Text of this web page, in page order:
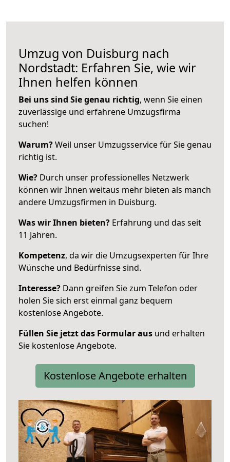
Umzug von Duisburg nach
Nordstadt: Erfahren Sie, wie wir
Ihnen helfen können
Bei uns sind Sie genau richtig, wenn Sie einen
zuverlässige und erfahrene Umzugsfirma
suchen!
Warum?Weil unser Umzugsservice für Sie genau
richtig ist.
Wie? Durch unser professionelles Netzwerk
können wir Ihnen weitaus mehr bieten als manch
andere Umzugsfirmen in Duisburg.
Was wir Ihnen bieten? Erfahrung und das seit
11 Jahren.
Kompetenz, da wir die Umzugsexperten für Ihre
Wünsche und Bedürfnisse sind.
Interesse? Dann greifen Sie zum Telefon oder
holen Sie sich erst einmal ganz bequem
kostenlose Angebote.
Füllen Sie jetzt das Formular aus und erhalten
Sie kostenlose Angebote.
Kostenlose Angebote erhalten